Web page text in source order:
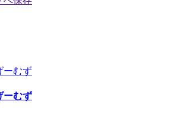
ーむず
ーむず